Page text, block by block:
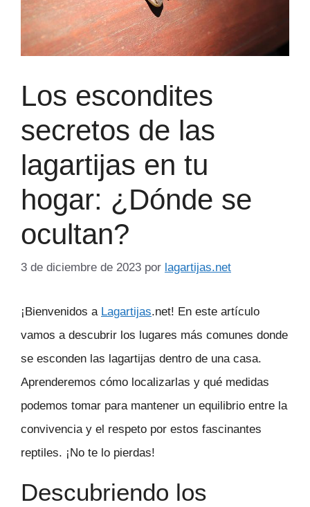
Los escondites
secretos de las
lagartijas en tu
hogar: ¿Dónde se
ocultan?
3 de diciembre de 2023 por lagartijas.net
¡Bienvenidos a Lagartijas.net! En este artículo
vamos a descubrir los lugares más comunes donde
se esconden las lagartijas dentro de una casa.
Aprenderemos cómo localizarlas y qué medidas
podemos tomar para mantener un equilibrio entre la
convivencia y el respeto por estos fascinantes
reptiles. ¡No te lo pierdas!
Descubriendo los